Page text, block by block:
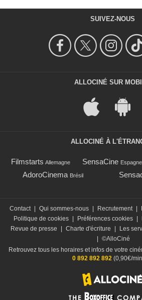
SUIVEZ-NOUS
ALLOCINÉ SUR
ALLOCINÉ À
Filmstarts Allemagne SensaCine Espagne
AdoroCinema Brésil
Contact Qui sommes-nous Recrutement
Politique de cookies
Préférences cookies
Revue de presse
Charte d'écriture Les
©AlloCiné
Retrouvez tous les horaires et infos de votre
0 892 892 892(0,90€/